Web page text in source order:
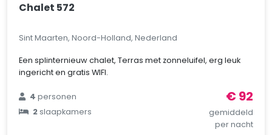
Chalet 572
Sint Maarten, Noord-Holland, Nederland
Een splinternieuw chalet, Terras met zonneluifel, erg leuk
ingericht en gratis WIFI.
4personen
2slaapkamers
€ 92
gemiddeld
per nacht